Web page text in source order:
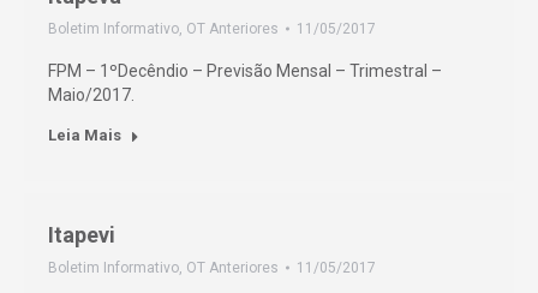
Boletim Informativo, OT Anteriores 11/05/2017
FPM – 1ºDecêndio – Previsão Mensal – Trimestral –
Maio/2017.
Leia Mais
Itapevi
Boletim Informativo, OT Anteriores 11/05/2017